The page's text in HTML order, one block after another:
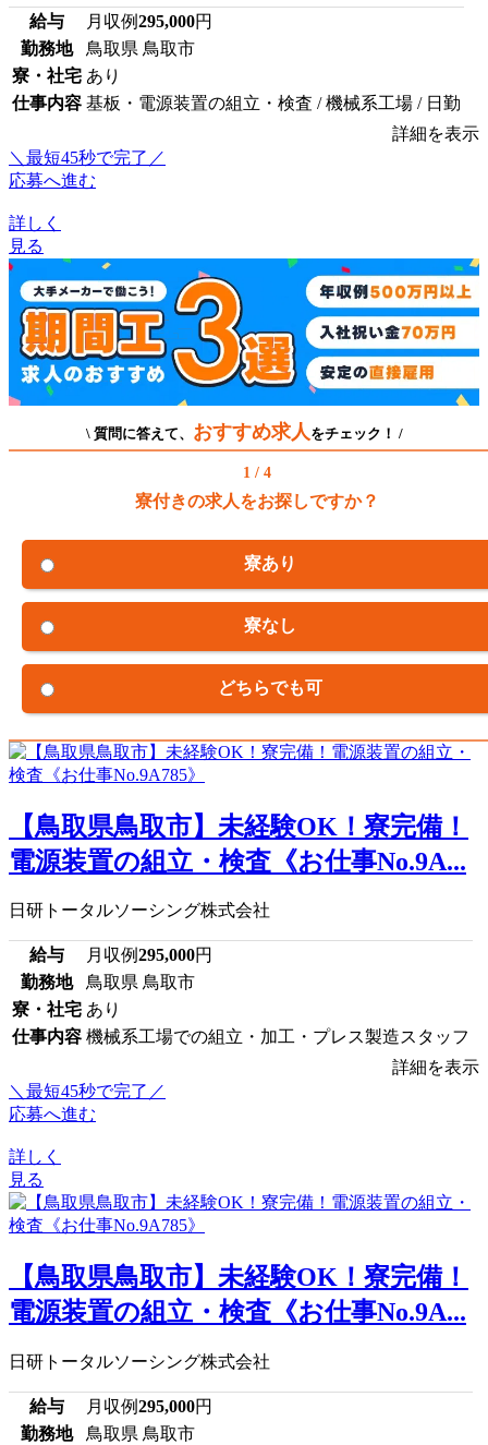
給与 月収例295,000円
勤務地
鳥取県 鳥取市
寮・社宅 あり
仕事内容 基板・電源装置の組立・検査 / 機械系工場 / 日勤
詳細を表示
＼最短45秒で完了／
応募へ進む
詳しく
見る
\ 質問に答えて、 おすすめ求人 をチェック！ /
1 / 4
寮付きの求人をお探しですか？
寮あり
寮なし
どちらでも可
【鳥取県鳥取市】未経験OK！寮完備！
電源装置の組立・検査《お仕事No.9A...
日研トータルソーシング株式会社
給与 月収例295,000円
勤務地
鳥取県 鳥取市
寮・社宅 あり
仕事内容 機械系工場での組立・加工・プレス製造スタッフ
詳細を表示
＼最短45秒で完了／
応募へ進む
詳しく
見る
【鳥取県鳥取市】未経験OK！寮完備！
電源装置の組立・検査《お仕事No.9A...
日研トータルソーシング株式会社
給与 月収例295,000円
勤務地
鳥取県 鳥取市